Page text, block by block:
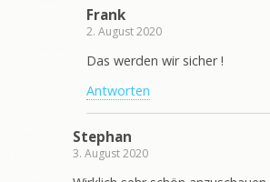
Frank
2. August 2020
Das werden wir sicher !
Antworten
Stephan
3. August 2020